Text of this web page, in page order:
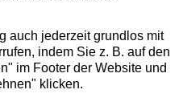
auch jederzeit grundlos mit
indem Sie z. B. auf den
im Footer der Website und
klicken.